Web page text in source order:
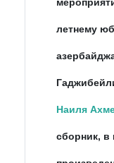
летнему
Наиля
сборник,